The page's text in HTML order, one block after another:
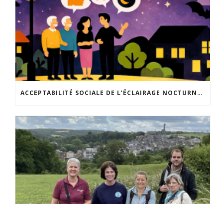
ACCEPTABILITÉ SOCIALE DE L’ÉCLAIRAGE NOCTURNE : LE REPLAY EST DISPONIBLE